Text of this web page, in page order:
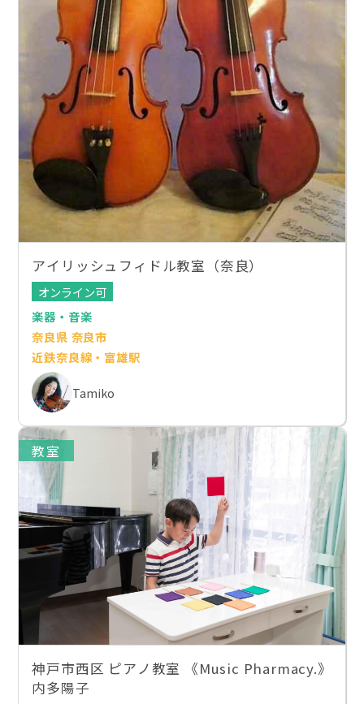
アイリッシュフィドル教室（奈良）
オンライン可
楽器・音楽
奈良県 奈良市
近鉄奈良線・富雄駅
Tamiko
教室
神戸市西区 ピアノ教室 《Music Pharmacy.》
内多陽子